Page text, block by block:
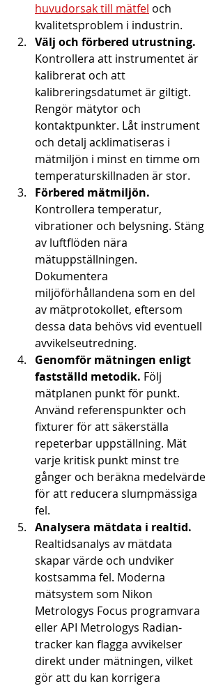
huvudorsak till mätfel och
kvalitetsproblem i industrin.
Välj och förbered utrustning.
Kontrollera att instrumentet är
kalibrerat och att
kalibreringsdatumet är giltigt.
Rengör mätytor och
kontaktpunkter. Låt instrument
och detalj acklimatiseras i
mätmiljön i minst en timme om
temperaturskillnaden är stor.
Förbered mätmiljön.
Kontrollera temperatur,
vibrationer och belysning. Stäng
av luftflöden nära
mätuppställningen.
Dokumentera
miljöförhållandena som en del
av mätprotokollet, eftersom
dessa data behövs vid eventuell
avvikelseutredning.
Genomför mätningen enligt
fastställd metodik. Följ
mätplanen punkt för punkt.
Använd referenspunkter och
fixturer för att säkerställa
repeterbar uppställning. Mät
varje kritisk punkt minst tre
gånger och beräkna medelvärde
för att reducera slumpmässiga
fel.
Analysera mätdata i realtid.
Realtidsanalys av mätdata
skapar värde och undviker
kostsamma fel. Moderna
mätsystem som Nikon
Metrologys Focus programvara
eller API Metrologys Radian-
tracker kan flagga avvikelser
direkt under mätningen, vilket
gör att du kan korrigera